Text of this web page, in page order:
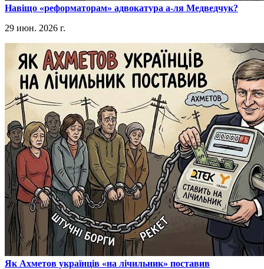
​Навіщо «реформаторам» адвокатура а-ля Медведчук?
29 июн. 2026 г.
​Як Ахметов українців «на лічильник» поставив